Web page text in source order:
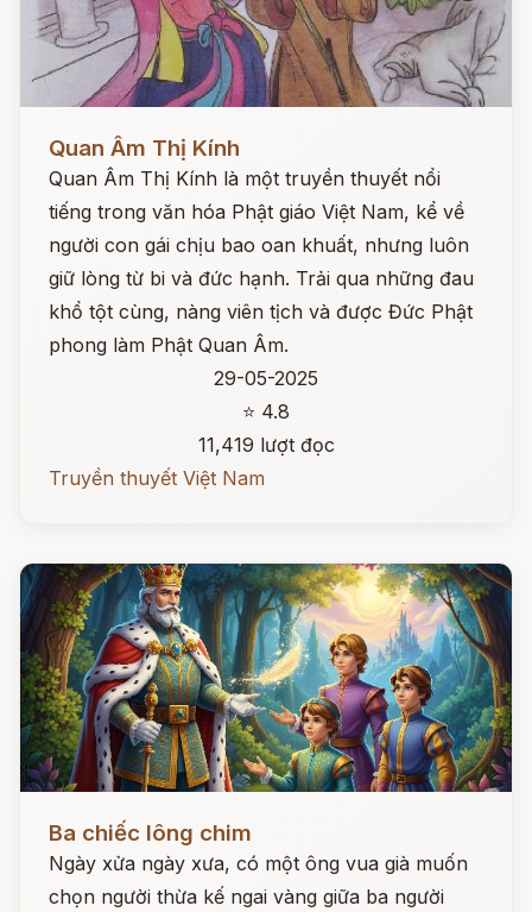
Quan Âm Thị Kính
Quan Âm Thị Kính là một truyền thuyết nổi
tiếng trong văn hóa Phật giáo Việt Nam, kể về
người con gái chịu bao oan khuất, nhưng luôn
giữ lòng từ bi và đức hạnh. Trải qua những đau
khổ tột cùng, nàng viên tịch và được Đức Phật
phong làm Phật Quan Âm.
29-05-2025
⭐ 4.8
11,419 lượt đọc
Truyền thuyết Việt Nam
Ba chiếc lông chim
Ngày xửa ngày xưa, có một ông vua già muốn
chọn người thừa kế ngai vàng giữa ba người